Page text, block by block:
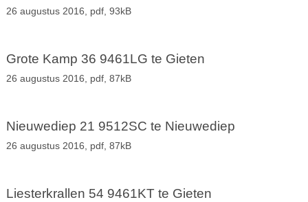
26 augustus 2016, pdf, 93kB
Grote Kamp 36 9461LG te Gieten
26 augustus 2016, pdf, 87kB
Nieuwediep 21 9512SC te Nieuwediep
26 augustus 2016, pdf, 87kB
Liesterkrallen 54 9461KT te Gieten